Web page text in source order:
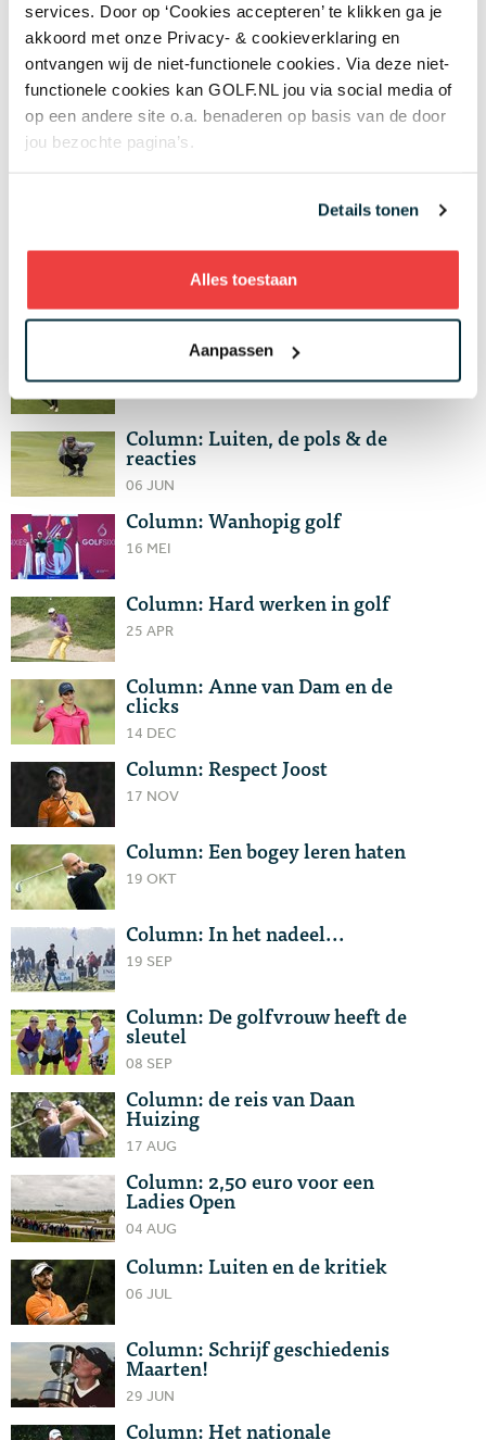
services. Door op ‘Cookies accepteren’ te klikken ga je
akkoord met onze Privacy- & cookieverklaring en
ontvangen wij de niet-functionele cookies. Via deze niet-
functionele cookies kan GOLF.NL jou via social media of
op een andere site o.a. benaderen op basis van de door
jou bezochte pagina’s.
Details tonen
Alles toestaan
Aanpassen
Column: Genoeg troost zonder
Joost
12 SEP
Column: Genoeg troost zonder
Joost
12 SEP
Column: Bosch strikt zijn veters
Column: Onzekere golfvrouwen
13 JUN
Column: Luiten, de pols & de
reacties
06 JUN
Column: Wanhopig golf
16 MEI
Column: Hard werken in golf
25 APR
Column: Anne van Dam en de
clicks
14 DEC
Column: Respect Joost
17 NOV
Column: Een bogey leren haten
19 OKT
Column: In het nadeel...
19 SEP
Column: De golfvrouw heeft de
sleutel
08 SEP
Column: de reis van Daan
Huizing
17 AUG
Column: 2,50 euro voor een
Ladies Open
04 AUG
Column: Luiten en de kritiek
06 JUL
Column: Schrijf geschiedenis
Maarten!
29 JUN
Column: Het nationale